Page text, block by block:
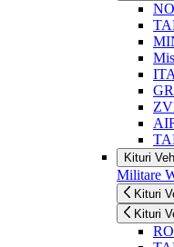
Kituri
Militare
Kituri
Kituri